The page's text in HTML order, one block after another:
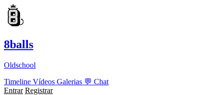
8balls
Oldschool
Timeline Vídeos Galerias 💬 Chat
Entrar Registrar